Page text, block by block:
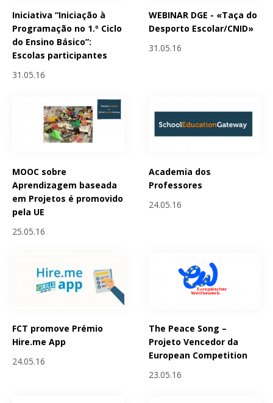
Iniciativa “Iniciação à
Programação no 1.º Ciclo
do Ensino Básico”:
Escolas participantes
31.05.16
WEBINAR DGE - «Taça do
Desporto Escolar/CNID»
31.05.16
MOOC sobre
Aprendizagem baseada
em Projetos é promovido
pela UE
25.05.16
Academia dos
Professores
24.05.16
FCT promove Prémio
Hire.me App
24.05.16
The Peace Song –
Projeto Vencedor da
European Competition
23.05.16